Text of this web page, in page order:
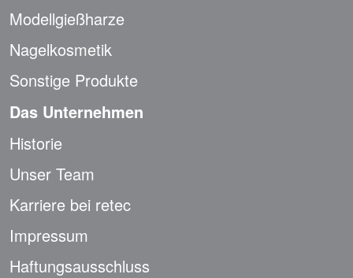
Modellgießharze
Nagelkosmetik
Sonstige Produkte
Das Unternehmen
Historie
Unser Team
Karriere bei retec
Impressum
Haftungsausschluss